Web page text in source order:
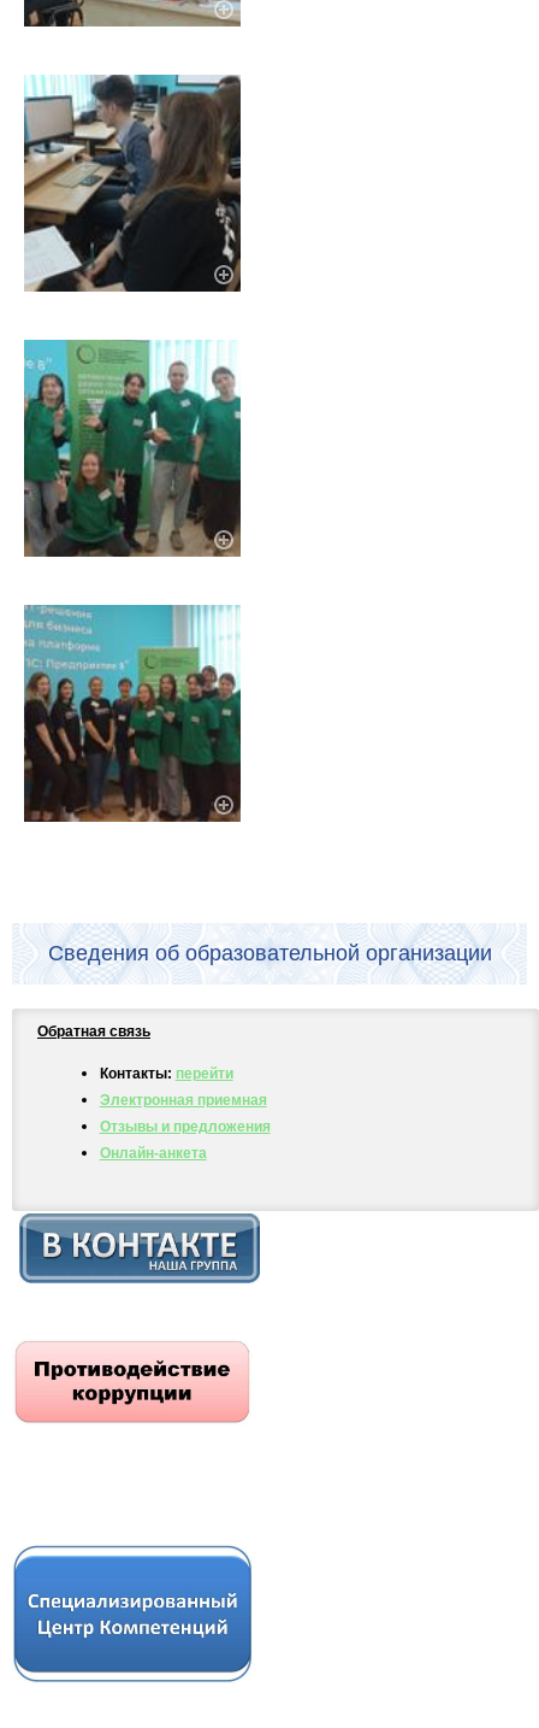
Сведения об образовательной организации
Обратная связь
Контакты: перейти
Электронная приемная
Отзывы и предложения
Онлайн-анкета